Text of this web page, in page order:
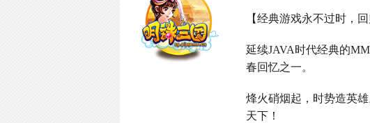
【经典游戏永不过时，
延续JAVA时代经典的
春回忆之一。
烽火硝烟起，时势造英
天下！